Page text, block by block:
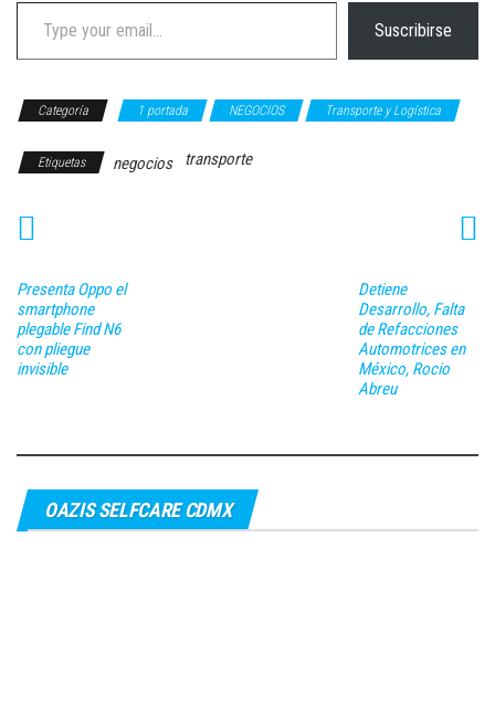
Suscribirse
Categoría 1 portada NEGOCIOS Transporte y Logística
Etiquetas negocios transporte
Presenta Oppo el
smartphone
plegable Find N6
con pliegue
invisible
Detiene
Desarrollo, Falta
de Refacciones
Automotrices en
México, Rocio
Abreu
OAZIS SELFCARE CDMX